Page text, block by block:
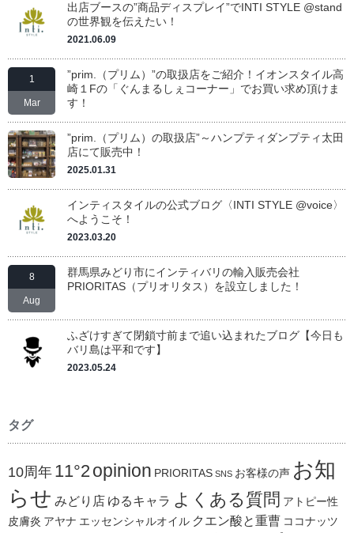
出店ブースの”商品ディスプレイ”でINTI STYLE @stand
の世界観を伝えたい！
2021.06.09
1
Mar
”prim.（プリム）”の取扱店をご紹介！イオンスタイル高
崎１Fの「ぐんまるしぇコーナー」でお買い求め頂けま
す！
”prim.（プリム）の取扱店”～ハンプティダンプティ太田
店にて販売中！
2025.01.31
インティスタイルの公式ブログ〈INTI STYLE @voice〉
へようこそ！
2023.03.20
8
Aug
群馬県みどり市にインティバリの輸入販売会社
PRIORITAS（プリオリタス）を設立しました！
ふざけすぎて閉鎖寸前まで追い込まれたブログ【今日も
バリ島は平和です】
2023.05.24
タグ
10周年 11°2opinion PRIORITAS SNS お客様の声 お知
らせ みどり店 ゆるキャラ よくある質問 アトピー性
皮膚炎 アヤナ エッセンシャルオイル クエン酸と重曹 ココナッツ